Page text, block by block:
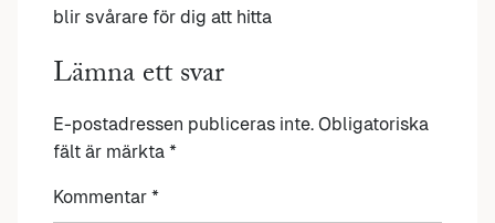
blir svårare för dig att hitta
Lämna ett svar
E-postadressen publiceras inte. Obligatoriska
fält är märkta *
Kommentar *